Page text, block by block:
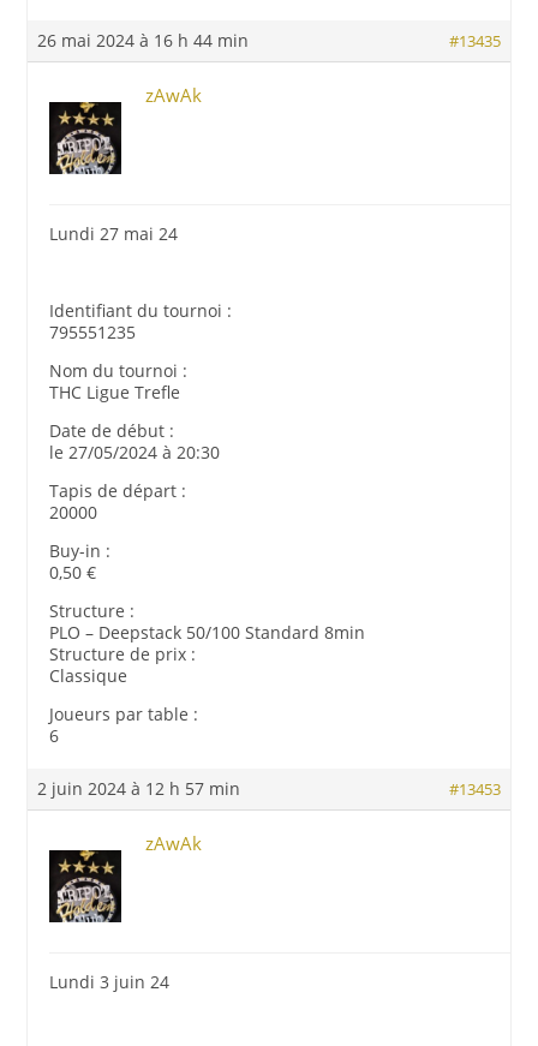
26 mai 2024 à 16 h 44 min #13435
zAwAk
Lundi 27 mai 24
Identifiant du tournoi :
795551235
Nom du tournoi :
THC Ligue Trefle
Date de début :
le 27/05/2024 à 20:30
Tapis de départ :
20000
Buy-in :
0,50 €
Structure :
PLO – Deepstack 50/100 Standard 8min
Structure de prix :
Classique
Joueurs par table :
6
2 juin 2024 à 12 h 57 min #13453
zAwAk
Lundi 3 juin 24